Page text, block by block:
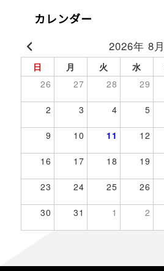
カレンダー
2026年 8月
日 月 火 水
26
27 28 29
2 3 4 5
9 10 11 12
16 17 18 19
23 24 25 26
30 31 1 2